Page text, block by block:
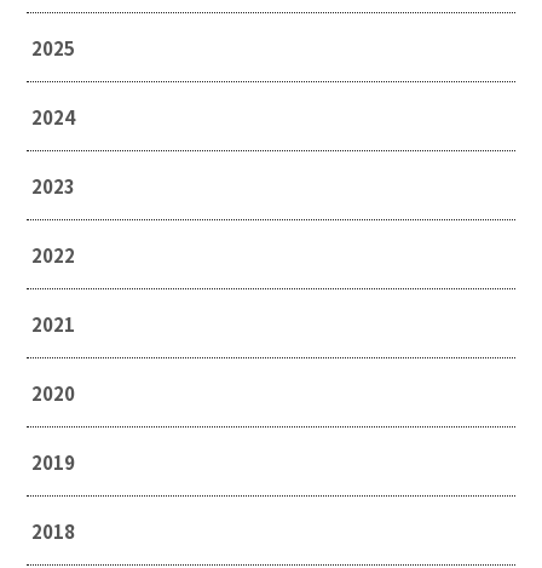
2025
2024
2023
2022
2021
2020
2019
2018